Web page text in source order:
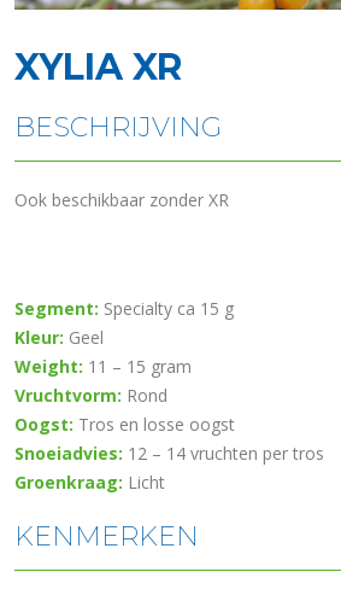
XYLIA XR
BESCHRIJVING
Ook beschikbaar zonder XR
Segment: Specialty ca 15 g
Kleur: Geel
Weight: 11 – 15 gram
Vruchtvorm: Rond
Oogst: Tros en losse oogst
Snoeiadvies: 12 – 14 vruchten per tros
Groenkraag: Licht
KENMERKEN